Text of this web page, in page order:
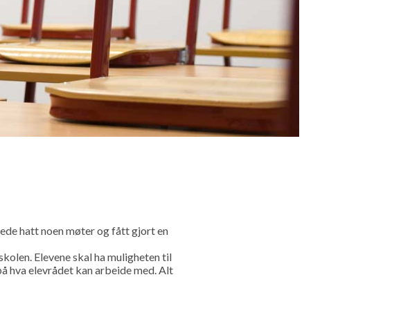
hatt noen møter og fått gjort en
Elevene skal ha muligheten til
hva elevrådet kan arbeide med. Alt